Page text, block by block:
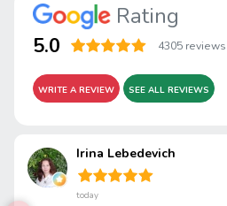
Rating
5.0 4305 reviews
WRITE A REVIEW SEE ALL REVIEWS
Irina Lebedevich
today